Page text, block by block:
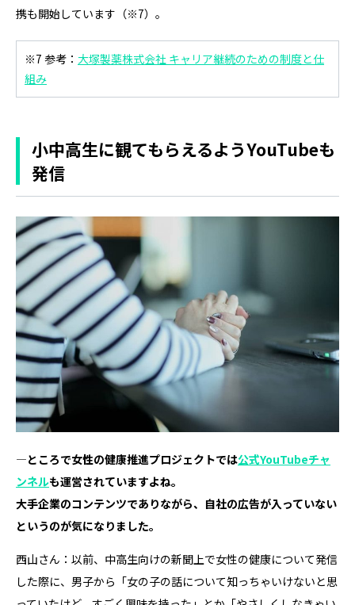
携も開始しています （※7） 。
※7 参考： 大塚製薬株式会社 キャリア継続のための制度と仕
組み
小中高生に観てもらえるようYouTubeも
発信
―ところで女性の健康推進プロジェクトでは公式YouTubeチャ
ンネルも運営されていますよね。
大手企業のコンテンツでありながら、自社の広告が入っていない
というのが気になりました。
西山さん：以前、中高生向けの新聞上で女性の健康について発信
した際に、男子から「女の子の話について知っちゃいけないと思